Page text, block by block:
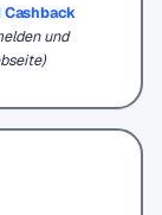
und